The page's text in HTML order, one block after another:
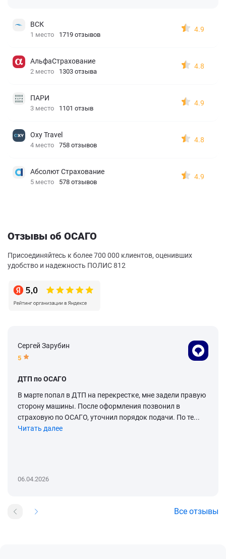
ВСК
1 место 1719 отзывов
4.9
АльфаСтрахование
2 место 1303 отзыва
4.8
ПАРИ
3 место 1101 отзыв
4.9
Oxy Travel
4 место 758 отзывов
4.8
Абсолют Страхование
5 место 578 отзывов
4.9
Отзывы об ОСАГО
Присоединяйтесь к более 700 000 клиентов, оценивших
удобство и надежность ПОЛИС 812
Сергей Зарубин
5
ДТП по ОСАГО
В марте попал в ДТП на перекрестке, мне задели правую
сторону машины. После оформления позвонил в
страховую по ОСАГО, уточнил порядок подачи. По те...
Читать далее
06.04.2026
Все отзывы